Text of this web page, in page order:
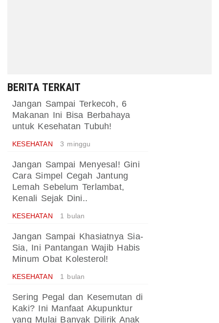
BERITA TERKAIT
Jangan Sampai Terkecoh, 6
Makanan Ini Bisa Berbahaya
untuk Kesehatan Tubuh!
KESEHATAN 3 minggu
Jangan Sampai Menyesal! Gini
Cara Simpel Cegah Jantung
Lemah Sebelum Terlambat,
Kenali Sejak Dini..
KESEHATAN 1 bulan
Jangan Sampai Khasiatnya Sia-
Sia, Ini Pantangan Wajib Habis
Minum Obat Kolesterol!
KESEHATAN 1 bulan
Sering Pegal dan Kesemutan di
Kaki? Ini Manfaat Akupunktur
yang Mulai Banyak Dilirik Anak